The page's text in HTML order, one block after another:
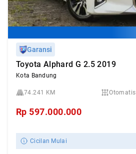
Garansi
Toyota Alphard G 2.5 2019
Kota Bandung
74.241 KM Otomatis
Rp 597.000.000
Cicilan Mulai